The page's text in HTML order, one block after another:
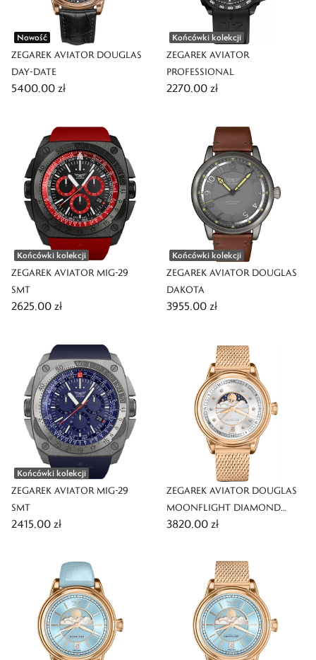
Nowość
ZEGAREK AVIATOR DOUGLAS
DAY-DATE
5400,00 zł
Końcówki kolekcji
ZEGAREK AVIATOR
PROFESSIONAL
2270,00 zł
Końcówki kolekcji
ZEGAREK AVIATOR MIG-29
SMT
2625,00 zł
Końcówki kolekcji
ZEGAREK AVIATOR DOUGLAS
DAKOTA
3955,00 zł
Końcówki kolekcji
ZEGAREK AVIATOR MIG-29
SMT
2415,00 zł
ZEGAREK AVIATOR DOUGLAS
MOONFLIGHT DIAMOND
EDITION
3820,00 zł